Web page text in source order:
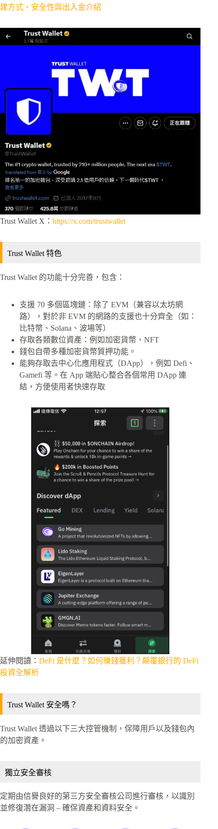
建方式、安全性與出入金介紹
Trust Wallet X： https://x.com/trustwallet
Trust Wallet 特色
Trust Wallet 的功能十分完善，包含：
支援 70 多個區塊鏈：除了 EVM（兼容以太坊網
路），對於非 EVM 的網路的支援也十分齊全（如：
比特幣、Solana、波場等）
存取各類數位資產：例如加密貨幣、NFT
錢包自帶多種加密貨幣質押功能。
能夠存取去中心化應用程式（DApp），例如 Defi、
Gamefi 等。在 App 端貼心整合各個常用 DApp 連
結，方便使用者快速存取
延伸閱讀： DeFi 是什麼？如何賺錢獲利？顛覆銀行的 DeFi
投資全解析
Trust Wallet 安全嗎？
Trust Wallet 透過以下三大控管機制，保障用戶以及錢包內
的加密資產。
獨立安全審核
定期由信譽良好的第三方安全審核公司進行審核，以識別
並修復潛在漏洞 – 確保資產和資料安全。